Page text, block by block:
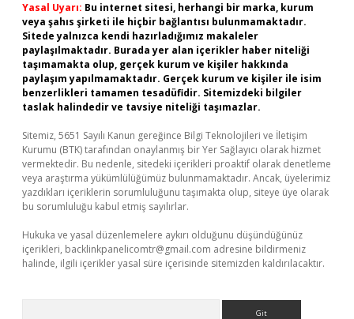
Yasal Uyarı: Bu internet sitesi, herhangi bir marka, kurum
veya şahıs şirketi ile hiçbir bağlantısı bulunmamaktadır.
Sitede yalnızca kendi hazırladığımız makaleler
paylaşılmaktadır. Burada yer alan içerikler haber niteliği
taşımamakta olup, gerçek kurum ve kişiler hakkında
paylaşım yapılmamaktadır. Gerçek kurum ve kişiler ile isim
benzerlikleri tamamen tesadüfidir. Sitemizdeki bilgiler
taslak halindedir ve tavsiye niteliği taşımazlar.
Sitemiz, 5651 Sayılı Kanun gereğince Bilgi Teknolojileri ve İletişim
Kurumu (BTK) tarafından onaylanmış bir Yer Sağlayıcı olarak hizmet
vermektedir. Bu nedenle, sitedeki içerikleri proaktif olarak denetleme
veya araştırma yükümlülüğümüz bulunmamaktadır. Ancak, üyelerimiz
yazdıkları içeriklerin sorumluluğunu taşımakta olup, siteye üye olarak
bu sorumluluğu kabul etmiş sayılırlar.
Hukuka ve yasal düzenlemelere aykırı olduğunu düşündüğünüz
içerikleri, backlinkpanelicomtr@gmail.com adresine bildirmeniz
halinde, ilgili içerikler yasal süre içerisinde sitemizden kaldırılacaktır.